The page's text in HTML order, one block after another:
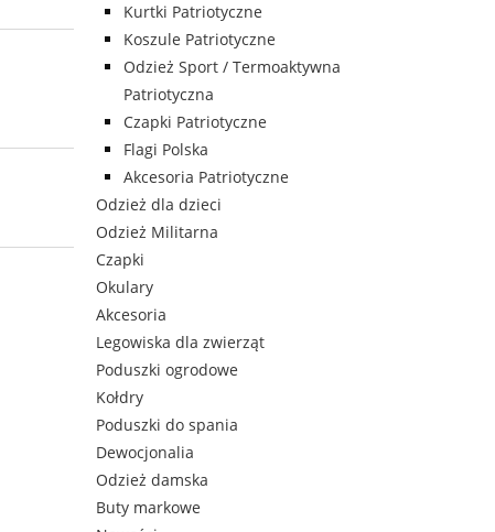
Kurtki Patriotyczne
Koszule Patriotyczne
Odzież Sport / Termoaktywna
Patriotyczna
Czapki Patriotyczne
Flagi Polska
Akcesoria Patriotyczne
Odzież dla dzieci
Odzież Militarna
Czapki
Okulary
Akcesoria
Legowiska dla zwierząt
Poduszki ogrodowe
Kołdry
Poduszki do spania
Dewocjonalia
Odzież damska
Buty markowe